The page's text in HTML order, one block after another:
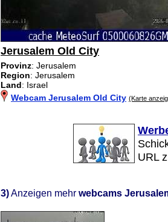
Jerusalem Old City
Provinz: Jerusalem
Region: Jerusalem
Land: Israel
Webcam Jerusalem Old City (Karte
URL
3)Anzeigen mehr webcams